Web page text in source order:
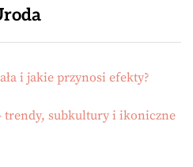
i jakie przynosi efekty?
trendy, subkultury i ikoniczne